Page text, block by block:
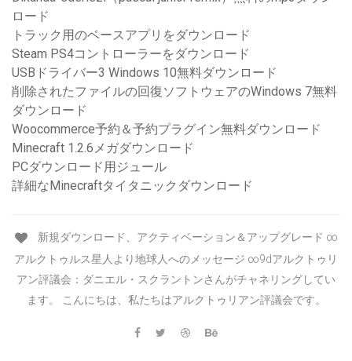
ロード
トラック用のベースアプリをダウンロード
Steam PS4コントローラーをダウンロード
USBドライバー3 Windows 10無料ダウンロード
削除されたファイルの回復ソフトウェアのWindows 7無料
ダウンロード
Woocommerce予約＆予約プラグイン無料ダウンロード
Minecraft 1.2.6メガダウンロード
PCダウンロード用ジュール
詳細なMinecraftタイタニックダウンロード
新規ダウンロード、アクティベーション＆アップグレード ∞
アルクトゥルス星人より地球人へのメッセージ ∞9dアルクトゥリ
アン評議会：ダニエル・スクラントンさんがチャネリングしてい
ます。 こんにちは、私たちはアルクトゥリアン評議会です。